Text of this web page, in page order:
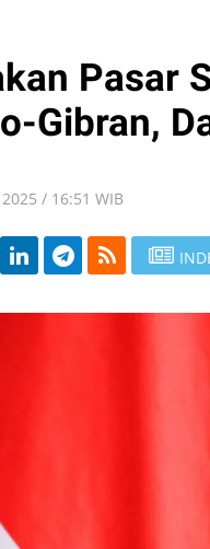
Pasar
Gibran,
/ 16:51 WIB